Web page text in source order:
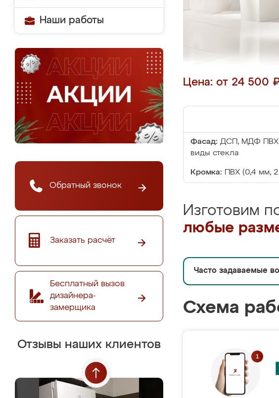
Наши работы
Обратный звонок
Заказать расчёт
Бесплатный вызов
дизайнера-
замерщика
Отзывы наших клиентов
Цена: от 24 500
Фасад: ДСП, МДФ ПВХ,
виды стекла
Кромка: ПВХ (0,4 мм,
Изготовим
любые
Часто задаваемые
Схема